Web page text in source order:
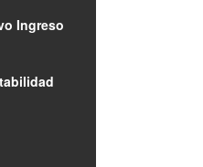
Ingreso